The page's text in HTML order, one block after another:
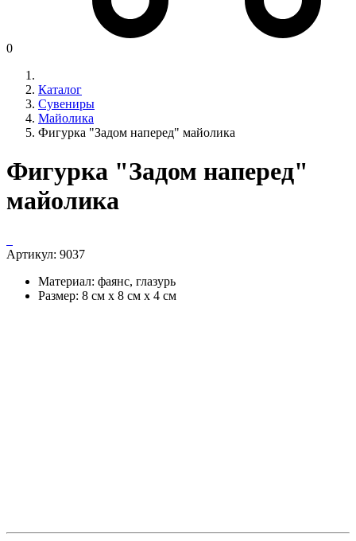
0
Каталог
Сувениры
Майолика
Фигурка "Задом наперед" майолика
Фигурка "Задом наперед"
майолика
Артикул: 9037
Материал: фаянс, глазурь
Размер: 8 см х 8 см х 4 см